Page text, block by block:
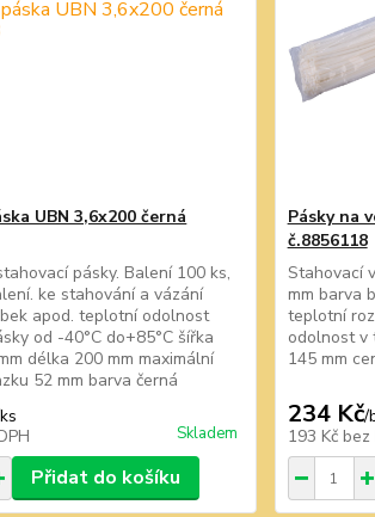
UBN 3,6x200 černá
pásky. Balení 100 ks,
ke stahování a vázání
apod. teplotní odolnost
od -40°C do+85°C šířka
délka 200 mm maximální
52 mm barva černá
ks
Skladem
Přidat do košíku
Pásky na
č.8856118
Stahovací
mm barva
teplotní
odolnost v
145 mm
234 Kč/
193 Kč bez